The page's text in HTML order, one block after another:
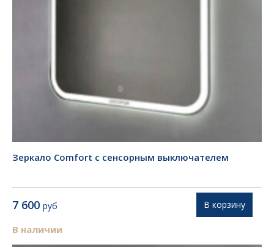
Зеркало Comfort с сенсорным выключателем
7 600 руб
В наличии
В корзину